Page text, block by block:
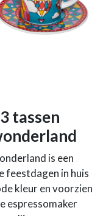
tassen
is een
feestdagen in huis
kleur en voorzien
espressomaker